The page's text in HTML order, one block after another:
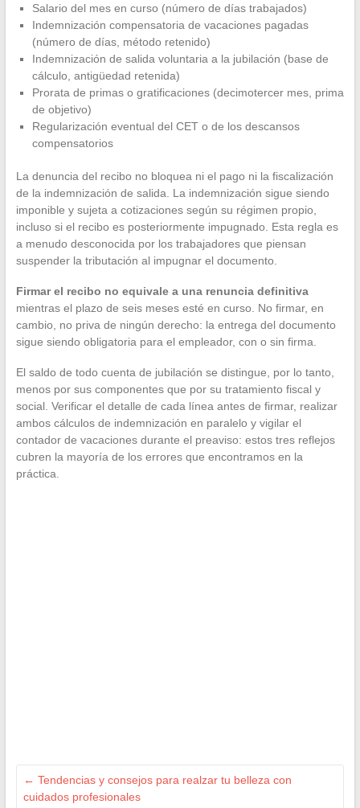
Salario del mes en curso (número de días trabajados)
Indemnización compensatoria de vacaciones pagadas
(número de días, método retenido)
Indemnización de salida voluntaria a la jubilación (base de
cálculo, antigüedad retenida)
Prorata de primas o gratificaciones (decimotercer mes, prima
de objetivo)
Regularización eventual del CET o de los descansos
compensatorios
La denuncia del recibo no bloquea ni el pago ni la fiscalización
de la indemnización de salida. La indemnización sigue siendo
imponible y sujeta a cotizaciones según su régimen propio,
incluso si el recibo es posteriormente impugnado. Esta regla es
a menudo desconocida por los trabajadores que piensan
suspender la tributación al impugnar el documento.
Firmar el recibo no equivale a una renuncia definitiva
mientras el plazo de seis meses esté en curso. No firmar, en
cambio, no priva de ningún derecho: la entrega del documento
sigue siendo obligatoria para el empleador, con o sin firma.
El saldo de todo cuenta de jubilación se distingue, por lo tanto,
menos por sus componentes que por su tratamiento fiscal y
social. Verificar el detalle de cada línea antes de firmar, realizar
ambos cálculos de indemnización en paralelo y vigilar el
contador de vacaciones durante el preaviso: estos tres reflejos
cubren la mayoría de los errores que encontramos en la
práctica.
← Tendencias y consejos para realzar tu belleza con
cuidados profesionales